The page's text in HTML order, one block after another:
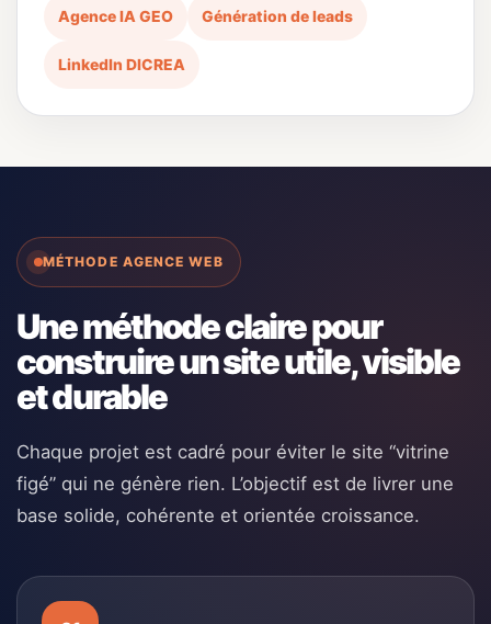
Agence IA GEO Génération de leads
LinkedIn DICREA
MÉTHODE AGENCE WEB
Une méthode claire pour
construire un site utile, visible
et durable
Chaque projet est cadré pour éviter le site “vitrine
figé” qui ne génère rien. L’objectif est de livrer une
base solide, cohérente et orientée croissance.